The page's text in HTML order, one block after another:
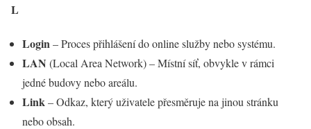
L
Login– Proces přihlášení do online služby nebo systému.
LAN (Local Area Network) – Místní síť, obvykle v rámci
jedné budovy nebo areálu.
Link– Odkaz, který uživatele přesměruje na jinou stránku
nebo obsah.